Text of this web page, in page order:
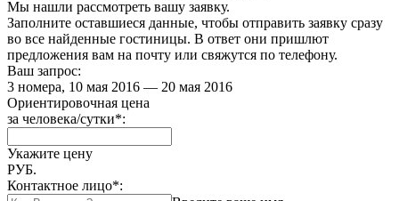
Мы нашли рассмотреть вашу заявку.
Заполните оставшиеся данные, чтобы отправить заявку сразу
во все найденные гостиницы. В ответ они пришлют
предложения вам на почту или свяжутся по телефону.
Ваш запрос:
3 номера, 10 мая 2016 — 20 мая 2016
Ориентировочная цена
за человека/сутки*:
Укажите цену
РУБ.
Контактное лицо*: